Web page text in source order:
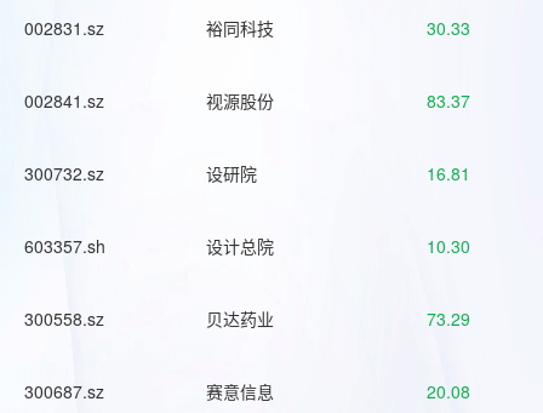
002831.sz 裕同科技 30.33
002841.sz 视源股份 83.37
300732.sz 设研院 16.81
603357.sh 设计总院 10.30
300558.sz 贝达药业 73.29
300687.sz 赛意信息 20.08